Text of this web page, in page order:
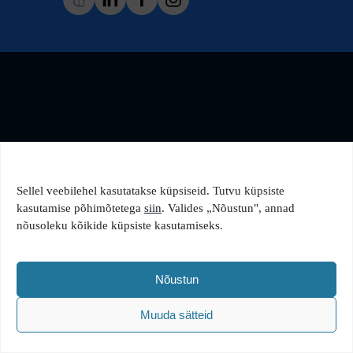
Sellel veebilehel kasutatakse küpsiseid. Tutvu küpsiste
kasutamise põhimõtetega siin. Valides „Nõustun", annad
nõusoleku kõikide küpsiste kasutamiseks.
Nõustun
Muuda sätteid